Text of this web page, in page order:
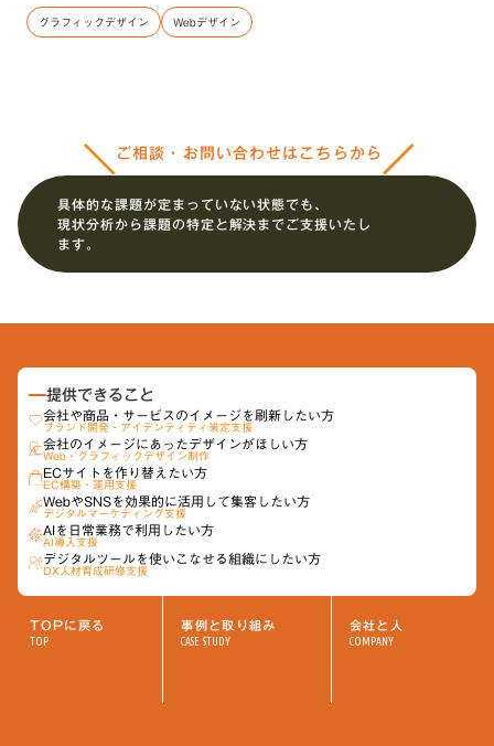
グラフィックデザイン Webデザイン
ご相談・お問い合わせはこちらから
具体的な課題が定まっていない状態でも、
現状分析から課題の特定と解決までご支援いたし
ます。
提供できること
会社や商品・サービスのイメージを刷新したい方
ブランド開発・アイデンティティ策定支援
会社のイメージにあったデザインがほしい方
Web・グラフィックデザイン制作
ECサイトを作り替えたい方
EC構築・運用支援
Webや​SNSを​効果的に​活用して​集客したい方
デジタルマーケティング支援
AIを​日常業務で​利用したい方
AI導入支援
デジタルツールを​使いこなせる​組織に​したい方
DX人材育成研修支援
TOPに戻る
TOP
事例と取り組み
CASE STUDY
会社と人
COMPANY